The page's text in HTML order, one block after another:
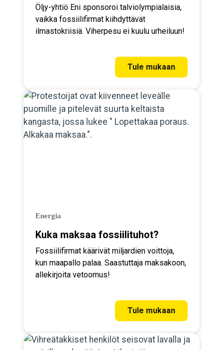
Öljy-yhtiö Eni sponsoroi talviolympialaisia,
vaikka fossiilifirmat kiihdyttävät
ilmastokriisiä. Viherpesu ei kuulu urheiluun!
Tule mukaan
Energia
Kuka maksaa fossiilituhot?
Fossiilifirmat käärivät miljardien voittoja,
kun maapallo palaa. Saastuttaja maksakoon,
allekirjoita vetoomus!
Tule mukaan